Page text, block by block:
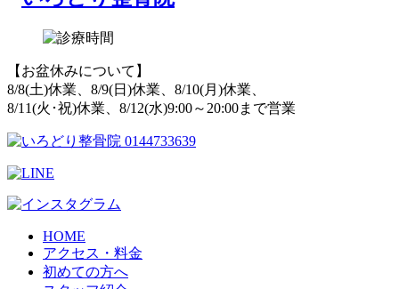
【お盆休みについて】
8/8(土)休業、8/9(日)休業、8/10(月)休業、
8/11(火･祝)休業、8/12(水)9:00～20:00まで営業
HOME
アクセス・料金
初めての方へ